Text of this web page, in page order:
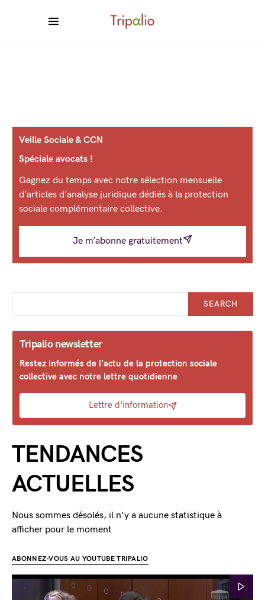
Veille Sociale & CCN
Spéciale avocats !
Gagnez du temps avec notre sélection mensuelle
d’articles d’analyse juridique dédiés à la protection
sociale complémentaire collective.
Je m’abonne gratuitement
SEARCH
Tripalio newsletter
Restez informés de l'actu de la protection sociale
collective avec notre lettre quotidienne
Lettre d'information
TENDANCES
ACTUELLES
Nous sommes désolés, il n'y a aucune statistique à
afficher pour le moment
ABONNEZ-VOUS AU YOUTUBE TRIPALIO